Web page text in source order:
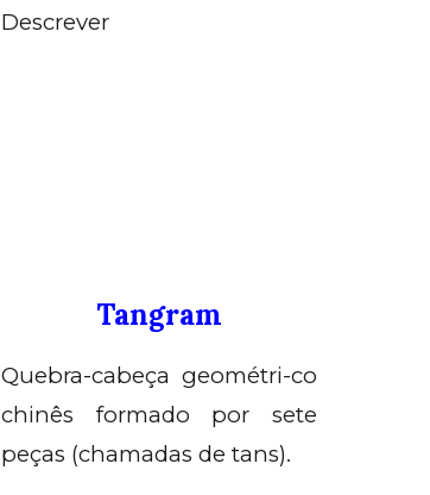
Descrever
Tangram
Quebra-cabeça geométri-co
chinês formado por sete
peças (chamadas de tans).